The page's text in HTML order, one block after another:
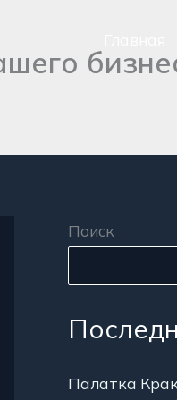
Поиск
Палатка